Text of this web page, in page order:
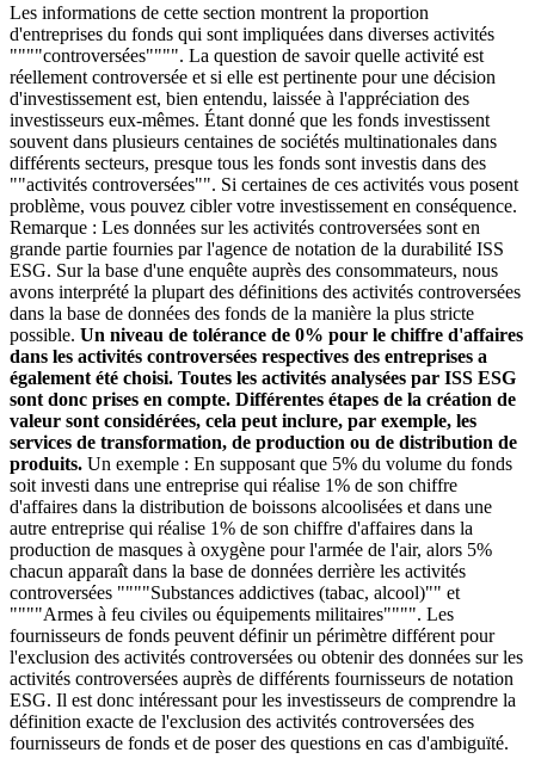
Les informations de cette section montrent la proportion
d'entreprises du fonds qui sont impliquées dans diverses activités
""""controversées"""". La question de savoir quelle activité est
réellement controversée et si elle est pertinente pour une décision
d'investissement est, bien entendu, laissée à l'appréciation des
investisseurs eux-mêmes. Étant donné que les fonds investissent
souvent dans plusieurs centaines de sociétés multinationales dans
différents secteurs, presque tous les fonds sont investis dans des
""activités controversées"". Si certaines de ces activités vous posent
problème, vous pouvez cibler votre investissement en conséquence.
Remarque : Les données sur les activités controversées sont en
grande partie fournies par l'agence de notation de la durabilité ISS
ESG. Sur la base d'une enquête auprès des consommateurs, nous
avons interprété la plupart des définitions des activités controversées
dans la base de données des fonds de la manière la plus stricte
possible. Un niveau de tolérance de 0% pour le chiffre d'affaires
dans les activités controversées respectives des entreprises a
également été choisi. Toutes les activités analysées par ISS ESG
sont donc prises en compte. Différentes étapes de la création de
valeur sont considérées, cela peut inclure, par exemple, les
services de transformation, de production ou de distribution de
produits. Un exemple : En supposant que 5% du volume du fonds
soit investi dans une entreprise qui réalise 1% de son chiffre
d'affaires dans la distribution de boissons alcoolisées et dans une
autre entreprise qui réalise 1% de son chiffre d'affaires dans la
production de masques à oxygène pour l'armée de l'air, alors 5%
chacun apparaît dans la base de données derrière les activités
controversées """"Substances addictives (tabac, alcool)"" et
""""Armes à feu civiles ou équipements militaires"""". Les
fournisseurs de fonds peuvent définir un périmètre différent pour
l'exclusion des activités controversées ou obtenir des données sur les
activités controversées auprès de différents fournisseurs de notation
ESG. Il est donc intéressant pour les investisseurs de comprendre la
définition exacte de l'exclusion des activités controversées des
fournisseurs de fonds et de poser des questions en cas d'ambiguïté.